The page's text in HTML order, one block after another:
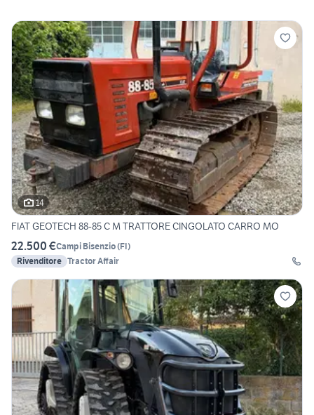
14
FIAT GEOTECH 88-85 C M TRATTORE CINGOLATO CARRO MO
22.500 €Campi Bisenzio(FI)
Rivenditore Tractor Affair